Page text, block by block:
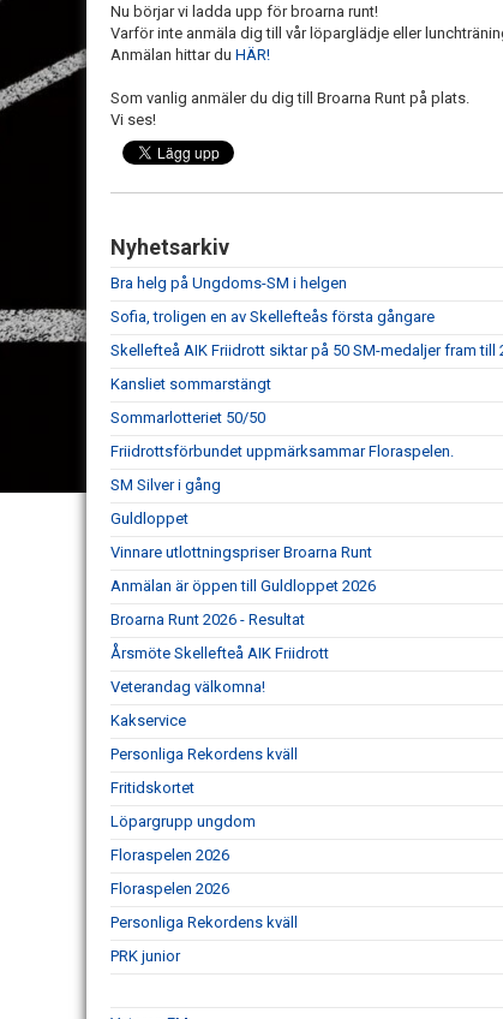
Nu börjar vi ladda upp för broarna runt!
Varför inte anmäla dig till vår löparglädje eller
Anmälan hittar du HÄR!
Som vanlig anmäler du dig till Broarna Runt på plats.
Vi ses!
Nyhetsarkiv
Bra helg på Ungdoms-SM i helgen
Sofia, troligen en av Skellefteås första gångare
Skellefteå AIK Friidrott siktar på 50 SM-medaljer fram till
Kansliet sommarstängt
Sommarlotteriet 50/50
Friidrottsförbundet uppmärksammar Floraspelen.
SM Silver i gång
Guldloppet
Vinnare utlottningspriser Broarna Runt
Anmälan är öppen till Guldloppet 2026
Broarna Runt 2026 - Resultat
Årsmöte Skellefteå AIK Friidrott
Veterandag välkomna!
Kakservice
Personliga Rekordens kväll
Fritidskortet
Löpargrupp ungdom
Floraspelen 2026
Floraspelen 2026
Personliga Rekordens kväll
PRK junior